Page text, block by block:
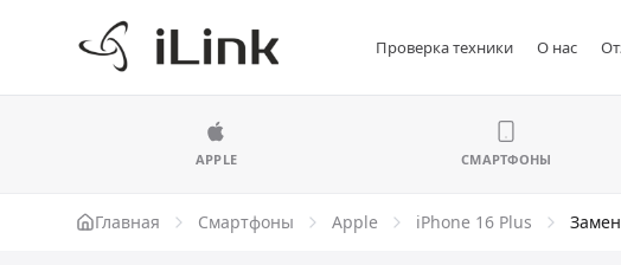
Проверка техники О нас
APPLE СМАРТФОНЫ
Главная Смартфоны Apple iPhone 16 Plus